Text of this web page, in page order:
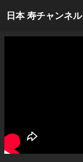
日本 寿チャンネル